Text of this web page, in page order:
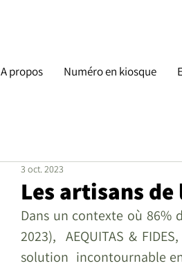
A propos Numéro en kiosque
Les artisans
3 oct. 2023
Dans un contexte où 86%
2023),  AEQUITAS &
solution  incontournable